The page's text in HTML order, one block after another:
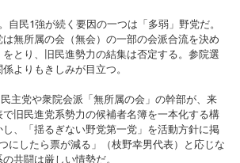
自民1強が続く要因の一つは「多弱」野党だ。
無所属の会（無会）の一部の会派合流を決め
とり、旧民進勢力の結集は否定する。参院選
よりもきしみが目立つ。
主党や衆院会派「無所属の会」の幹部が、来
旧民進党系勢力の候補者名簿を一本化する構
、「揺るぎない野党第一党」を活動方針に掲
にしたら票が減る」（枝野幸男代表）と応じな
共闘は厳しい情勢だ。